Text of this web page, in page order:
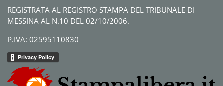
REGISTRATA AL REGISTRO STAMPA DEL TRIBUNALE DI
MESSINA AL N.10 DEL 02/10/2006.
P.IVA: 02595110830